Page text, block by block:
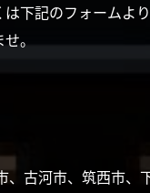
下記のフォームよ
。
古河市、筑西市、